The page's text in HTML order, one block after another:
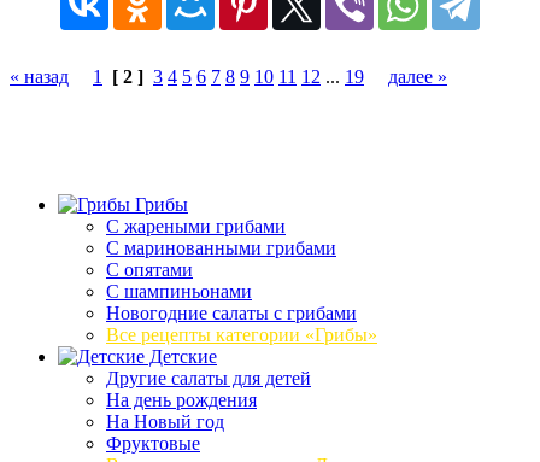
« назад 1 [ 2 ] 3 4 5 6 7 8 9 10 11 12 ... 19 далее »
Грибы
C жареными грибами
C маринованными грибами
C опятами
C шампиньонами
Новогодние салаты с грибами
Все рецепты категории «Грибы»
Детские
Другие салаты для детей
На день рождения
На Новый год
Фруктовые